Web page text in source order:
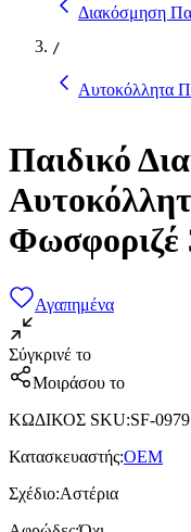
Διακόσμηση
/
Αυτοκόλλητα
Παιδικό
Φωσφοριζέ
Αγαπημένα
Σύγκρινέ το
Μοιράσου το
ΚΩΔΙΚΟΣ SKU:SF-
Κατασκευαστής:OEM
Σχέδιο:Αστέρια